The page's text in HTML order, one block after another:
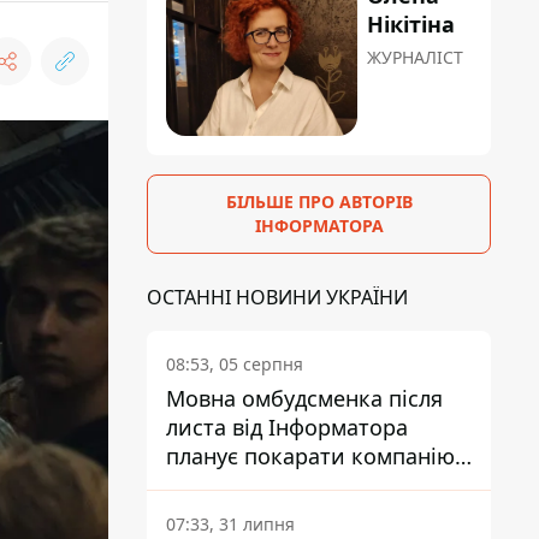
Нікітіна
ЖУРНАЛІСТ
БІЛЬШЕ ПРО АВТОРІВ
ІНФОРМАТОРА
ОСТАННІ НОВИНИ УКРАЇНИ
08:53, 05 серпня
Мовна омбудсменка після
листа від Інформатора
планує покарати компанію-
підрядника ПриватБанку
07:33, 31 липня